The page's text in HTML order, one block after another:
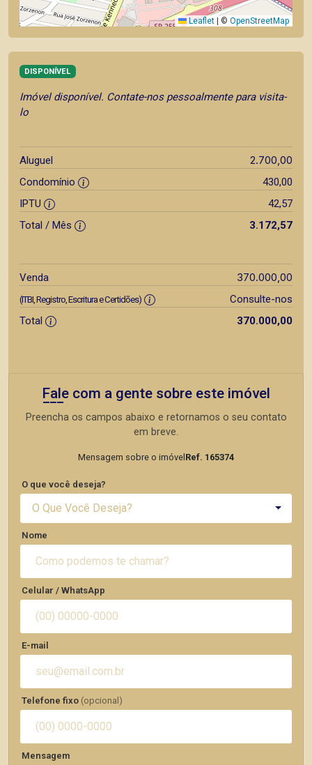
Leaflet | © OpenStreetMap
DISPONÍVEL
Imóvel disponível. Contate-nos pessoalmente para visita-
lo
Aluguel 2.700,00
Condomínio
430,00
IPTU
42,57
Total / Mês
3.172,57
Venda 370.000,00
(ITBI, Registro, Escritura e Certidões)
Consulte-nos
Total
370.000,00
Fale com a gente sobre este imóvel
Preencha os campos abaixo e retornamos o seu contato
em breve.
Mensagem sobre o imóvelRef. 165374
O que você deseja?
O Que Você Deseja?
Nome
Celular / WhatsApp
E-mail
Telefone fixo (opcional)
Mensagem